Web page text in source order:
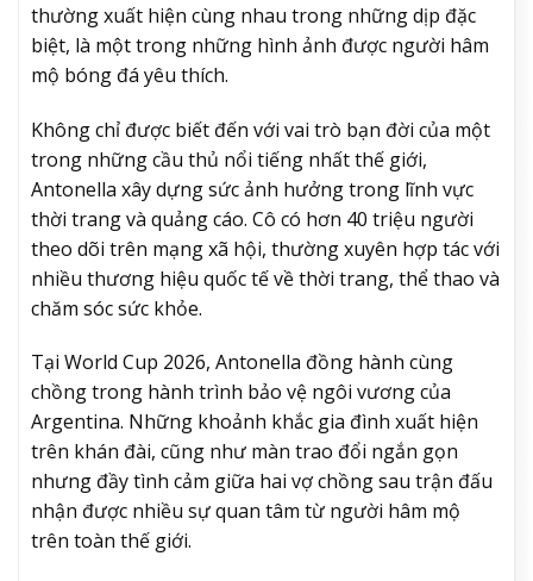
thường xuất hiện cùng nhau trong những dịp đặc
biệt, là một trong những hình ảnh được người hâm
mộ bóng đá yêu thích.
Không chỉ được biết đến với vai trò bạn đời của một
trong những cầu thủ nổi tiếng nhất thế giới,
Antonella xây dựng sức ảnh hưởng trong lĩnh vực
thời trang và quảng cáo. Cô có hơn 40 triệu người
theo dõi trên mạng xã hội, thường xuyên hợp tác với
nhiều thương hiệu quốc tế về thời trang, thể thao và
chăm sóc sức khỏe.
Tại World Cup 2026, Antonella đồng hành cùng
chồng trong hành trình bảo vệ ngôi vương của
Argentina. Những khoảnh khắc gia đình xuất hiện
trên khán đài, cũng như màn trao đổi ngắn gọn
nhưng đầy tình cảm giữa hai vợ chồng sau trận đấu
nhận được nhiều sự quan tâm từ người hâm mộ
trên toàn thế giới.